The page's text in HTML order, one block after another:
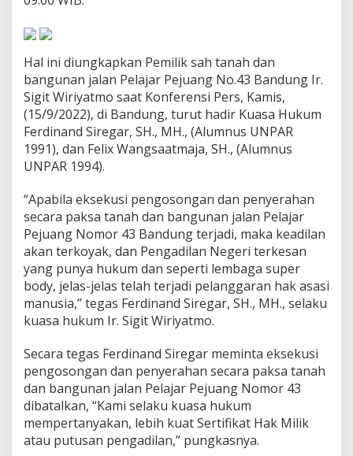
t
a
n
a
h
a
n
Hal ini diungkapkan Pemilik sah tanah dan
bangunan jalan Pelajar Pejuang No.43 Bandung Ir.
Sigit Wiriyatmo saat Konferensi Pers, Kamis,
(15/9/2022), di Bandung, turut hadir Kuasa Hukum
Ferdinand Siregar, SH., MH., (Alumnus UNPAR
1991), dan Felix Wangsaatmaja, SH., (Alumnus
UNPAR 1994).
“Apabila eksekusi pengosongan dan penyerahan
secara paksa tanah dan bangunan jalan Pelajar
Pejuang Nomor 43 Bandung terjadi, maka keadilan
akan terkoyak, dan Pengadilan Negeri terkesan
yang punya hukum dan seperti lembaga super
body, jelas-jelas telah terjadi pelanggaran hak asasi
manusia,” tegas Ferdinand Siregar, SH., MH., selaku
kuasa hukum Ir. Sigit Wiriyatmo.
Secara tegas Ferdinand Siregar meminta eksekusi
pengosongan dan penyerahan secara paksa tanah
dan bangunan jalan Pelajar Pejuang Nomor 43
dibatalkan, “Kami selaku kuasa hukum
mempertanyakan, lebih kuat Sertifikat Hak Milik
atau putusan pengadilan,” pungkasnya.